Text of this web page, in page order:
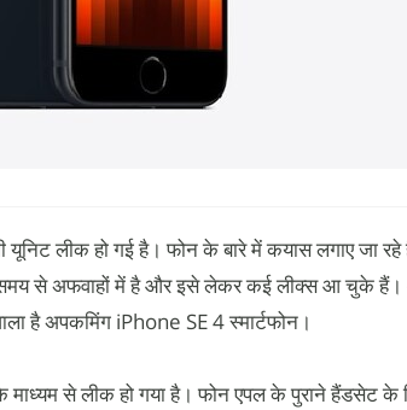
लीक हो गई है। फोन के बारे में कयास लगाए जा
से अफवाहों में है और इसे लेकर कई लीक्स आ चुके हैं।
है अपकमिंग iPhone SE 4 स्मार्टफोन।
माध्यम से लीक हो गया है। फोन एपल के पुराने हैंडसेट के